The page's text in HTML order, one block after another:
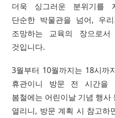
더욱 싱그러운 분위기를
단순한 박물관을 넘어, 우
조망하는 교육의 장으로
것입니다.
3월부터 10월까지는 18시까
휴관이니 방문 전 시간을
봄철에는 어린이날 기념 행사
열리니, 방문 계획 시 참고하